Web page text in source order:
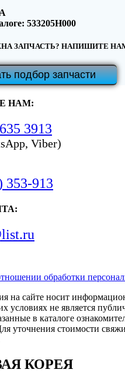
533205H000
ЗАПЧАСТЬ? НАПИШИТЕ
подбор запчасти
НАМ:
3913
Viber)
353-913
обработки
на сайте носит
условиях не является
в каталоге
уточнения стоимости
КОРЕЯ